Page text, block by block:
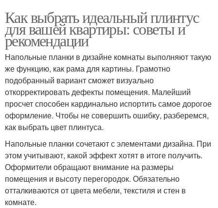
Как выбрать идеальный плинтус
для вашей квартиры: советы и
рекомендации
Напольные планки в дизайне комнаты выполняют такую
же функцию, как рама для картины. Грамотно
подобранный вариант сможет визуально
откорректировать дефекты помещения. Малейший
просчет способен кардинально испортить самое дорогое
оформление. Чтобы не совершить ошибку, разберемся,
как выбрать цвет плинтуса.
Напольные планки сочетают с элементами дизайна. При
этом учитывают, какой эффект хотят в итоге получить.
Оформители обращают внимание на размеры
помещения и высоту перегородок. Обязательно
отталкиваются от цвета мебели, текстиля и стен в
комнате.